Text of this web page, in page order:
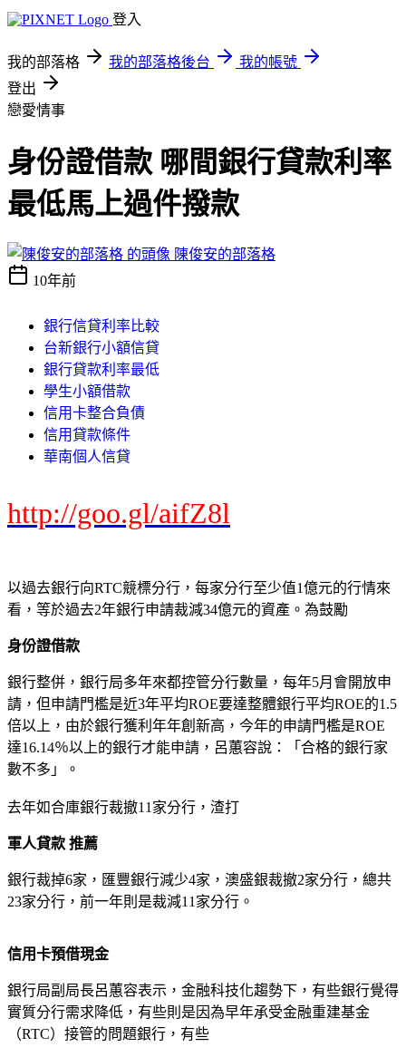
登入
我的部落格 我的部落格後台
我的帳號
登出
戀愛情事
身份證借款 哪間銀行貸款利率
最低馬上過件撥款
陳俊安的部落格
10年前
銀行信貸利率比較
台新銀行小額信貸
銀行貸款利率最低
學生小額借款
信用卡整合負債
信用貸款條件
華南個人信貸
http://goo.gl/aifZ8l
以過去銀行向RTC競標分行，每家分行至少值1億元的行情來
看，等於過去2年銀行申請裁減34億元的資產。為鼓勵
身份證借款
銀行整併，銀行局多年來都控管分行數量，每年5月會開放申
請，但申請門檻是近3年平均ROE要達整體銀行平均ROE的1.5
倍以上，由於銀行獲利年年創新高，今年的申請門檻是ROE
達16.14％以上的銀行才能申請，呂蕙容說：「合格的銀行家
數不多」。
去年如合庫銀行裁撤11家分行，渣打
軍人貸款 推薦
銀行裁掉6家，匯豐銀行減少4家，澳盛銀裁撤2家分行，總共
23家分行，前一年則是裁減11家分行。
信用卡預借現金
銀行局副局長呂蕙容表示，金融科技化趨勢下，有些銀行覺得
實質分行需求降低，有些則是因為早年承受金融重建基金
（RTC）接管的問題銀行，有些